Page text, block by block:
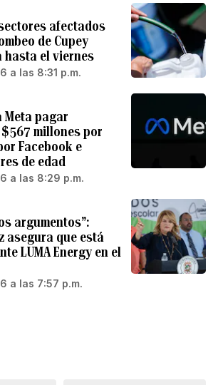
afectados
de Cupey
hasta el viernes
a las 8:31 p.m.
pagar
millones por
Facebook e
de edad
a las 8:29 p.m.
argumentos”:
asegura que está
LUMA Energy en el
a las 7:57 p.m.